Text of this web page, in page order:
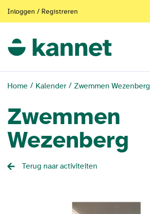
Inloggen / Registreren
Home Kalender Zwemmen Wezenberg
Zwemmen
Wezenberg
Terug naar activiteiten